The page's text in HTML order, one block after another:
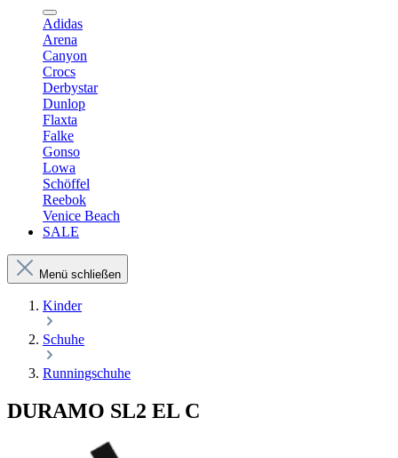
Adidas
Arena
Canyon
Crocs
Derbystar
Dunlop
Flaxta
Falke
Gonso
Lowa
Schöffel
Reebok
Venice Beach
SALE
Menü schließen
Kinder
Schuhe
Runningschuhe
DURAMO SL2 EL C